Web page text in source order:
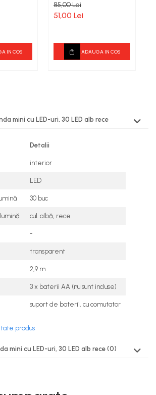
IN COS
85,00 Lei
51,00 Lei
ADAUGA IN COS
mini cu LED-uri, 30 LED alb rece
Detalii
interior
LED
30 buc
cul. albă, rece
-
transparent
2,9 m
3 x baterii AA (nu sunt incluse)
suport de baterii, cu comutator
produs
mini cu LED-uri, 30 LED alb rece (0)